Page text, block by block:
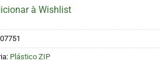
à Wishlist
Plástico ZIP